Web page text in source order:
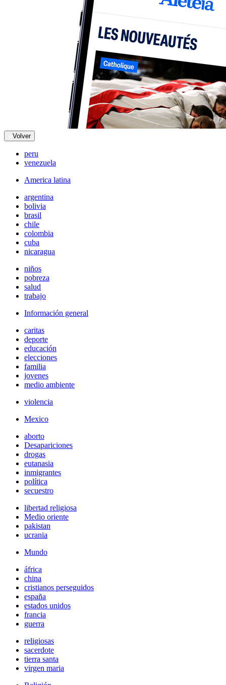
Volver
peru
venezuela
America latina
argentina
bolivia
brasil
chile
colombia
cuba
nicaragua
niños
pobreza
salud
trabajo
Información general
caritas
deporte
educación
elecciones
familia
jovenes
medio ambiente
violencia
Mexico
aborto
Desapariciones
drogas
eutanasia
inmigrantes
política
secuestro
libertad religiosa
Medio oriente
pakistan
ucrania
Mundo
áfrica
china
cristianos perseguidos
españa
estados unidos
francia
guerra
religiosas
sacerdote
tierra santa
virgen maria